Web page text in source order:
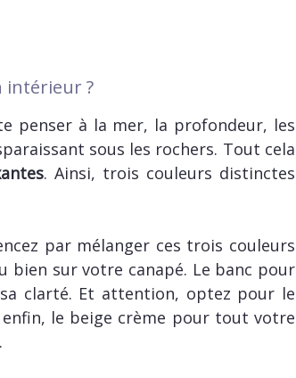
intérieur ?
penser à la mer, la profondeur, les
sous les rochers. Tout cela
. Ainsi, trois couleurs distinctes
par mélanger ces trois couleurs
bien sur votre canapé. Le banc pour
clarté. Et attention, optez pour le
enfin, le beige crème pour tout votre